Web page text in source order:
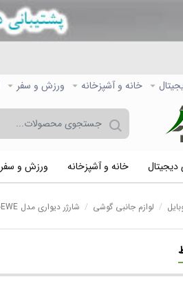
خانه و آشپزخانه ورزش و سفر
دیجیتال خانه و آشپزخانه ورزش و سفر
/ لوازم جانبی گوشی / شارژر دیواری مدل ETA-U90EWE